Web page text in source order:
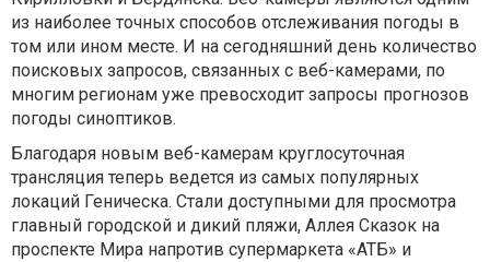
из наиболее точных способов отслеживания погоды в
том или ином месте. И на сегодняшний день количество
поисковых запросов, связанных с веб-камерами, по
многим регионам уже превосходит запросы прогнозов
погоды синоптиков.
Благодаря новым веб-камерам круглосуточная
трансляция теперь ведется из самых популярных
локаций Геническа. Стали доступными для просмотра
главный городской и дикий пляжи, Аллея Сказок на
проспекте Мира напротив супермаркета «АТБ» и